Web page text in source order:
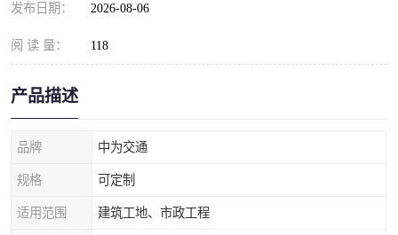
发布日期： 2026-08-06
阅 读 量： 118
产品描述
品牌 中为交通
规格 可定制
适用范围 建筑工地、市政工程